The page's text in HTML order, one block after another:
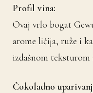
Profil vina:
Ovaj vrlo bogat
arome ličija, ruže i
izdašnom
Čokoladno